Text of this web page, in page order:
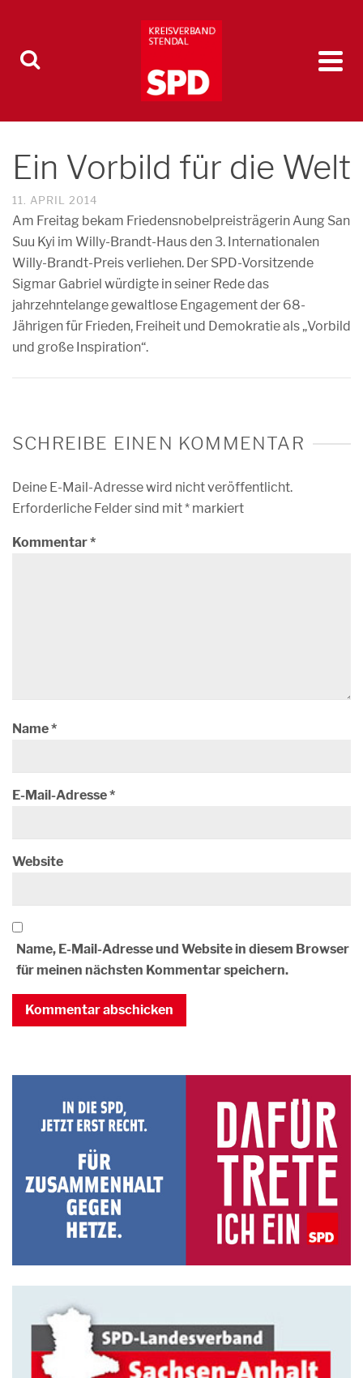
Ein Vorbild für die Welt
11. APRIL 2014
Am Freitag bekam Friedensnobelpreisträgerin Aung San
Suu Kyi im Willy-Brandt-Haus den 3. Internationalen
Willy-Brandt-Preis verliehen. Der SPD-Vorsitzende
Sigmar Gabriel würdigte in seiner Rede das
jahrzehntelange gewaltlose Engagement der 68-
Jährigen für Frieden, Freiheit und Demokratie als „Vorbild
und große Inspiration“.
SCHREIBE EINEN KOMMENTAR
Deine E-Mail-Adresse wird nicht veröffentlicht.
Erforderliche Felder sind mit* markiert
Kommentar*
Name*
E-Mail-Adresse*
Website
Name, E-Mail-Adresse und Website in diesem Browser
für meinen nächsten Kommentar speichern.